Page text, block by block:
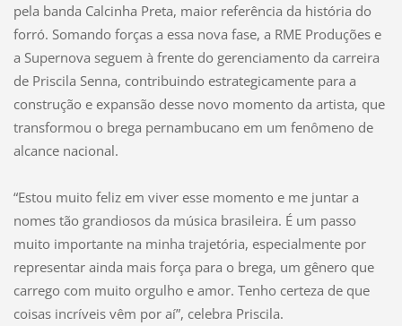
pela banda Calcinha Preta, maior referência da história do
forró. Somando forças a essa nova fase, a RME Produções e
a Supernova seguem à frente do gerenciamento da carreira
de Priscila Senna, contribuindo estrategicamente para a
construção e expansão desse novo momento da artista, que
transformou o brega pernambucano em um fenômeno de
alcance nacional.
“Estou muito feliz em viver esse momento e me juntar a
nomes tão grandiosos da música brasileira. É um passo
muito importante na minha trajetória, especialmente por
representar ainda mais força para o brega, um gênero que
carrego com muito orgulho e amor. Tenho certeza de que
coisas incríveis vêm por aí”, celebra Priscila.